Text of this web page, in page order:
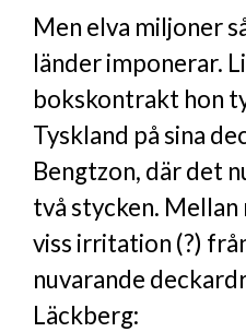
Men elva miljoner
länder imponerar.
bokskontrakt hon
Tyskland på sina
Bengtzon, där det
två stycken. Mellan
viss irritation (?)
nuvarande
Läckberg: